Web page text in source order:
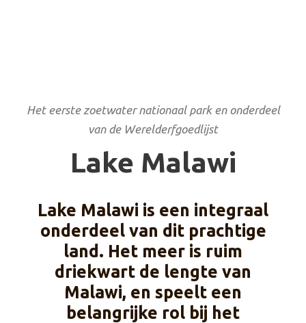
Het eerste zoetwater nationaal park en onderdeel
van de Werelderfgoedlijst
Lake Malawi
Lake Malawi is een integraal
onderdeel van dit prachtige
land. Het meer is ruim
driekwart de lengte van
Malawi, en speelt een
belangrijke rol bij het